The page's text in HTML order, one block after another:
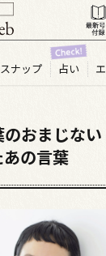
スナップ 占い
おまじない
の言葉